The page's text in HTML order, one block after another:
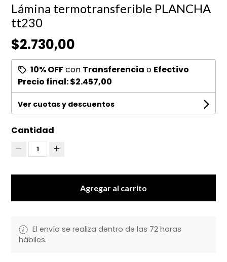
Lámina termotransferible PLANCHA
tt230
$2.730,00
10% OFFcon Transferencia o Efectivo
Precio final:$2.457,00
Ver cuotas y descuentos
Cantidad
1
Agregar al carrito
El envío se realiza dentro de las 72 horas
hábiles.